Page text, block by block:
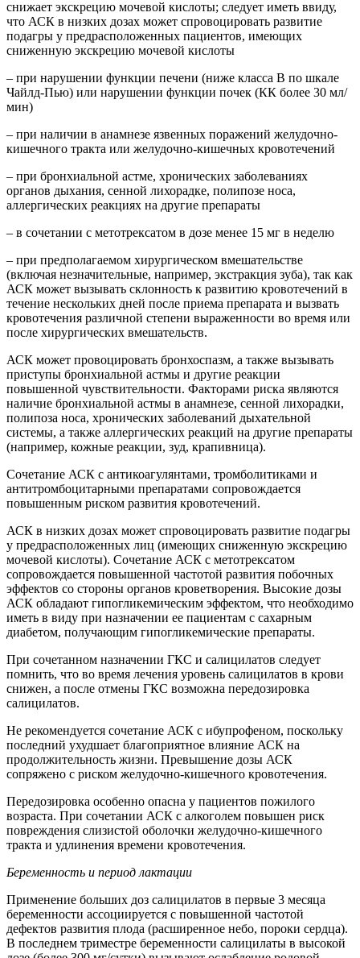
снижает экскрецию мочевой кислоты; следует иметь ввиду,
что АСК в низких дозах может спровоцировать развитие
подагры у предрасположенных пациентов, имеющих
сниженную экскрецию мочевой кислоты
– при нарушении функции печени (ниже класса В по шкале
Чайлд-Пью) или нарушении функции почек (КК более 30 мл/
мин)
– при наличии в анамнезе язвенных поражений желудочно-
кишечного тракта или желудочно-кишечных кровотечений
– при бронхиальной астме, хронических заболеваниях
органов дыхания, сенной лихорадке, полипозе носа,
аллергических реакциях на другие препараты
– в сочетании с метотрексатом в дозе менее 15 мг в неделю
– при предполагаемом хирургическом вмешательстве
(включая незначительные, например, экстракция зуба), так как
АСК может вызывать склонность к развитию кровотечений в
течение нескольких дней после приема препарата и вызвать
кровотечения различной степени выраженности во время или
после хирургических вмешательств.
АСК может провоцировать бронхоспазм, а также вызывать
приступы бронхиальной астмы и другие реакции
повышенной чувствительности. Факторами риска являются
наличие бронхиальной астмы в анамнезе, сенной лихорадки,
полипоза носа, хронических заболеваний дыхательной
системы, а также аллергических реакций на другие препараты
(например, кожные реакции, зуд, крапивница).
Сочетание АСК с антикоагулянтами, тромболитиками и
антитромбоцитарными препаратами сопровождается
повышенным риском развития кровотечений.
АСК в низких дозах может спровоцировать развитие подагры
у предрасположенных лиц (имеющих сниженную экскрецию
мочевой кислоты). Сочетание АСК с метотрексатом
сопровождается повышенной частотой развития побочных
эффектов со стороны органов кроветворения. Высокие дозы
АСК обладают гипогликемическим эффектом, что необходимо
иметь в виду при назначении ее пациентам с сахарным
диабетом, получающим гипогликемические препараты.
При сочетанном назначении ГКС и салицилатов следует
помнить, что во время лечения уровень салицилатов в крови
снижен, а после отмены ГКС возможна передозировка
салицилатов.
Не рекомендуется сочетание АСК с ибупрофеном, поскольку
последний ухудшает благоприятное влияние АСК на
продолжительность жизни. Превышение дозы АСК
сопряжено с риском желудочно-кишечного кровотечения.
Передозировка особенно опасна у пациентов пожилого
возраста. При сочетании АСК с алкоголем повышен риск
повреждения слизистой оболочки желудочно-кишечного
тракта и удлинения времени кровотечения.
Беременность и период лактации
Применение больших доз салицилатов в первые 3 месяца
беременности ассоциируется с повышенной частотой
дефектов развития плода (расширенное небо, пороки сердца).
В последнем триместре беременности салицилаты в высокой